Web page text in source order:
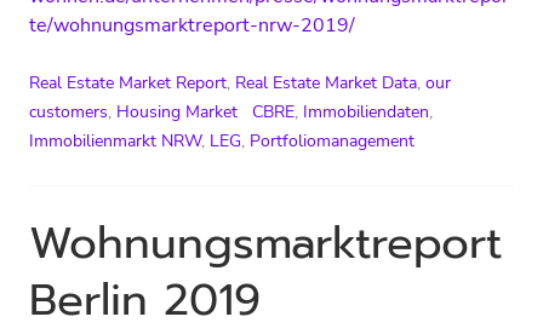
te/wohnungsmarktreport-nrw-2019/
Real Estate Market Report, Real Estate Market Data, our
customers, Housing Market CBRE, Immobiliendaten,
Immobilienmarkt NRW, LEG, Portfoliomanagement
Wohnungsmarktreport
Berlin 2019